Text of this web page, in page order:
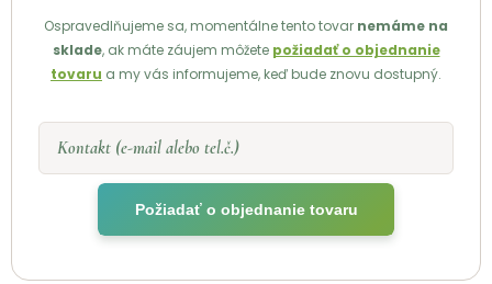
Ospravedlňujeme sa, momentálne tento tovar nemáme na
sklade, ak máte záujem môžete požiadať o objednanie
tovaru a my vás informujeme, keď bude znovu dostupný.
Kontakt (e-mail alebo tel.č.)
Požiadať o objednanie tovaru